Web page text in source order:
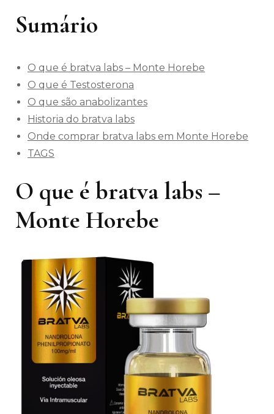
Sumário
O que é bratva labs – Monte Horebe
O que é Testosterona
O que são anabolizantes
Historia do bratva labs
Onde comprar bratva labs em Monte Horebe
TAGS
O que é bratva labs –
Monte Horebe